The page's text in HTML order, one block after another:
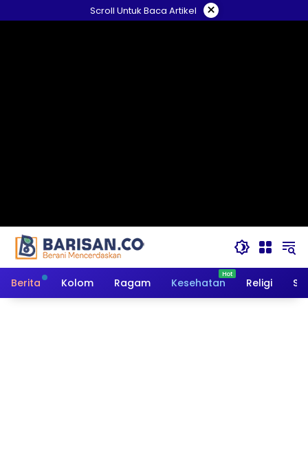
ke
Scroll Untuk Baca Artikel ×
Berita Kolom Ragam Kesehatan Religi